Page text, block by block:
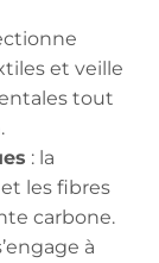
et veille
tout
: la
les fibres
carbone.
à